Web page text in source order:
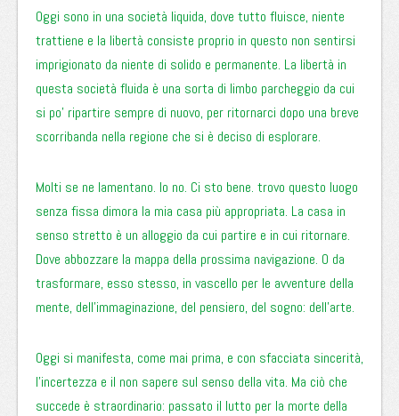
Oggi sono in una società liquida, dove tutto fluisce, niente
trattiene e la libertà consiste proprio in questo non sentirsi
imprigionato da niente di solido e permanente. La libertà in
questa società fluida è una sorta di limbo parcheggio da cui
si po’ ripartire sempre di nuovo, per ritornarci dopo una breve
scorribanda nella regione che si è deciso di esplorare.
Molti se ne lamentano. Io no. Ci sto bene. trovo questo luogo
senza fissa dimora la mia casa più appropriata. La casa in
senso stretto è un alloggio da cui partire e in cui ritornare.
Dove abbozzare la mappa della prossima navigazione. O da
trasformare, esso stesso, in vascello per le avventure della
mente, dell’immaginazione, del pensiero, del sogno: dell’arte.
Oggi si manifesta, come mai prima, e con sfacciata sincerità,
l’incertezza e il non sapere sul senso della vita. Ma ciò che
succede è straordinario: passato il lutto per la morte della